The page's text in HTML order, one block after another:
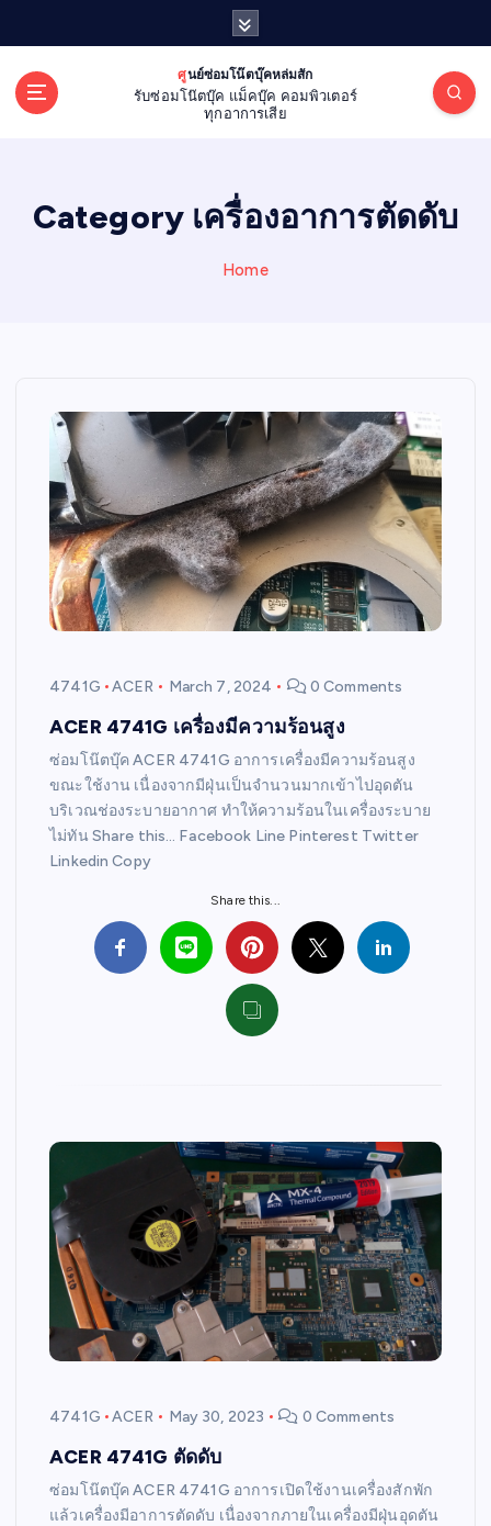
ศูนย์ซ่อมโน๊ตบุ๊คหล่มสัก
รับซ่อมโน๊ตบุ๊ค แม็คบุ๊ค คอมพิวเตอร์
ทุกอาการเสีย
Category เครื่องอาการตัดดับ
Home
4741G ACER March 7, 2024 0 Comments
ACER 4741G เครื่องมีความร้อนสูง
ซ่อมโน๊ตบุ๊ค ACER 4741G อาการเครื่องมีความร้อนสูง
ขณะใช้งาน เนื่องจากมีฝุ่นเป็นจำนวนมากเข้าไปอุดตัน
บริเวณช่องระบายอากาศ ทำให้ความร้อนในเครื่องระบาย
ไม่ทัน Share this… Facebook Line Pinterest Twitter
Linkedin Copy
Share this...
4741G ACER May 30, 2023 0 Comments
ACER 4741G ตัดดับ
ซ่อมโน๊ตบุ๊ค ACER 4741G อาการเปิดใช้งานเครื่องสักพัก
แล้วเครื่องมีอาการตัดดับ เนื่องจากภายในเครื่องมีฝุ่นอุดตัน